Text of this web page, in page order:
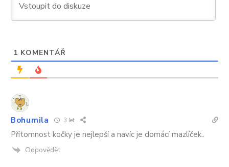
1 KOMENTÁŘ
Bohumila 3 let
Přítomnost kočky je nejlepší a navíc je domácí mazlíček..
Odpovědět